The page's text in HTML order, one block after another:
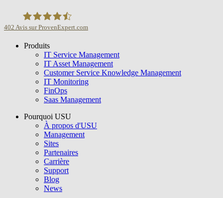
USU GmbH
402 Avis sur ProvenExpert.com
Produits
IT Service Management
IT Asset Management
Customer Service Knowledge Management
IT Monitoring
FinOps
Saas Management
Pourquoi USU
À propos d'USU
Management
Sites
Partenaires
Carrière
Support
Blog
News